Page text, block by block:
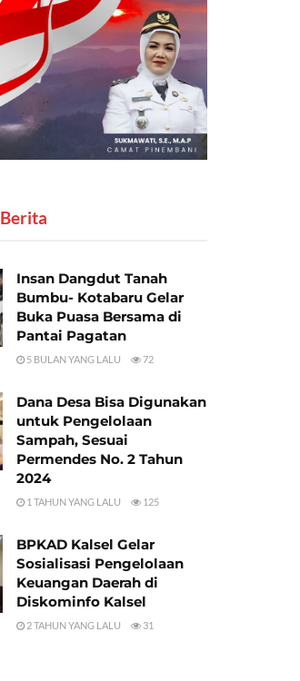
‎ Berita
Insan Dangdut Tanah
Bumbu- Kotabaru Gelar
Buka Puasa Bersama di
Pantai Pagatan
5 BULAN YANG LALU 72
Dana Desa Bisa Digunakan
untuk Pengelolaan
Sampah, Sesuai
Permendes No. 2 Tahun
2024
1 TAHUN YANG LALU 125
BPKAD Kalsel Gelar
Sosialisasi Pengelolaan
Keuangan Daerah di
Diskominfo Kalsel
2 TAHUN YANG LALU 31